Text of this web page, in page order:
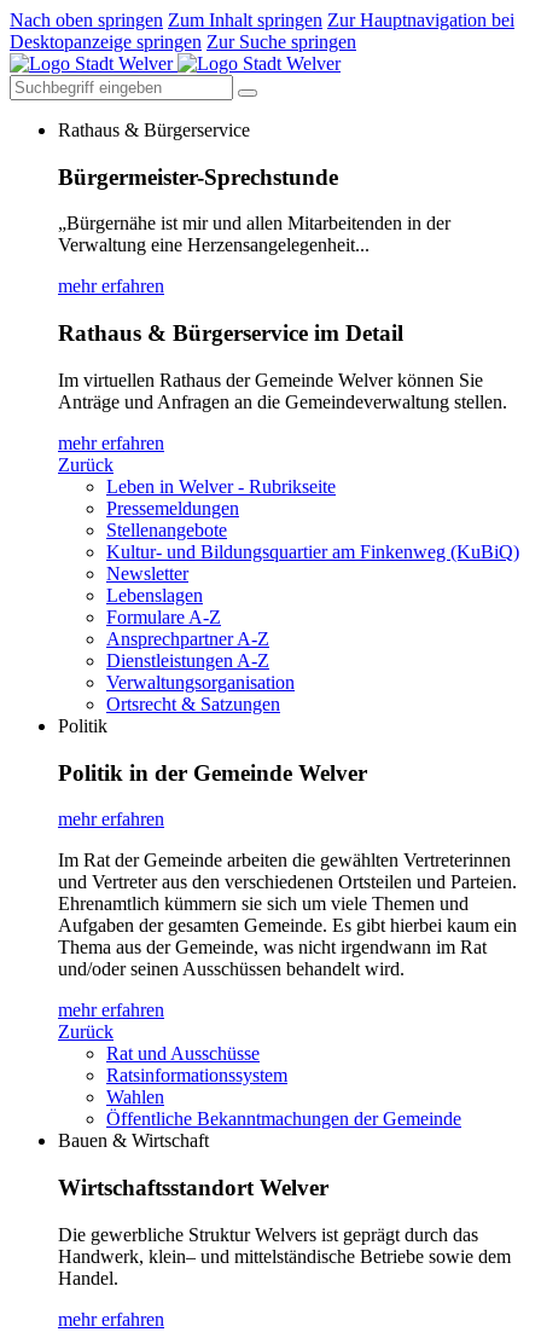
Nach oben springen Zum Inhalt springen Zur Hauptnavigation bei
Desktopanzeige springen Zur Suche springen
Rathaus & Bürgerservice
Bürgermeister-Sprechstunde
„Bürgernähe ist mir und allen Mitarbeitenden in der
Verwaltung eine Herzensangelegenheit...
mehr erfahren
Rathaus & Bürgerservice im Detail
Im virtuellen Rathaus der Gemeinde Welver können Sie
Anträge und Anfragen an die Gemeindeverwaltung stellen.
mehr erfahren
Zurück
Leben in Welver - Rubrikseite
Pressemeldungen
Stellenangebote
Kultur- und Bildungsquartier am Finkenweg (KuBiQ)
Newsletter
Lebenslagen
Formulare A-Z
Ansprechpartner A-Z
Dienstleistungen A-Z
Verwaltungsorganisation
Ortsrecht & Satzungen
Politik
Politik in der Gemeinde Welver
mehr erfahren
Im Rat der Gemeinde arbeiten die gewählten Vertreterinnen
und Vertreter aus den verschiedenen Ortsteilen und Parteien.
Ehrenamtlich kümmern sie sich um viele Themen und
Aufgaben der gesamten Gemeinde. Es gibt hierbei kaum ein
Thema aus der Gemeinde, was nicht irgendwann im Rat
und/oder seinen Ausschüssen behandelt wird.
mehr erfahren
Zurück
Rat und Ausschüsse
Ratsinformationssystem
Wahlen
Öffentliche Bekanntmachungen der Gemeinde
Bauen & Wirtschaft
Wirtschaftsstandort Welver
Die gewerbliche Struktur Welvers ist geprägt durch das
Handwerk, klein– und mittelständische Betriebe sowie dem
Handel.
mehr erfahren